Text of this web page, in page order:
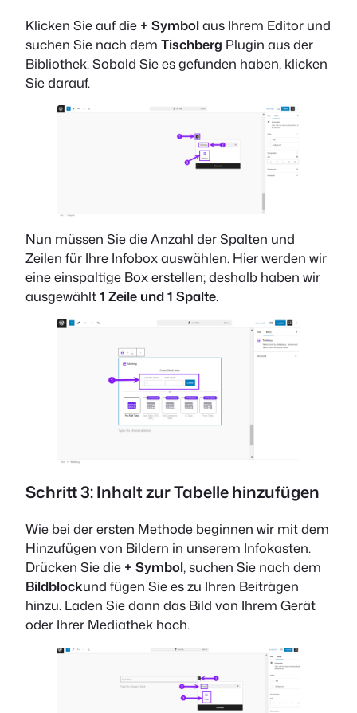
Klicken Sie auf die + Symbolaus Ihrem Editor und
suchen Sie nach dem Tischberg Plugin aus der
Bibliothek. Sobald Sie es gefunden haben, klicken
Sie darauf.
Nun müssen Sie die Anzahl der Spalten und
Zeilen für Ihre Infobox auswählen. Hier werden wir
eine einspaltige Box erstellen; deshalb haben wir
ausgewählt1 Zeile und 1 Spalte.
Schritt 3: Inhalt zur Tabelle hinzufügen
Wie bei der ersten Methode beginnen wir mit dem
Hinzufügen von Bildern in unserem Infokasten.
Drücken Sie die + Symbol, suchen Sie nach dem
Bildblockund fügen Sie es zu Ihren Beiträgen
hinzu. Laden Sie dann das Bild von Ihrem Gerät
oder Ihrer Mediathek hoch.